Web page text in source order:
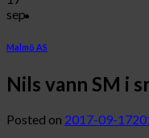
sep
Malmö AS
Nils vann SM i
Posted on 2017-09-17